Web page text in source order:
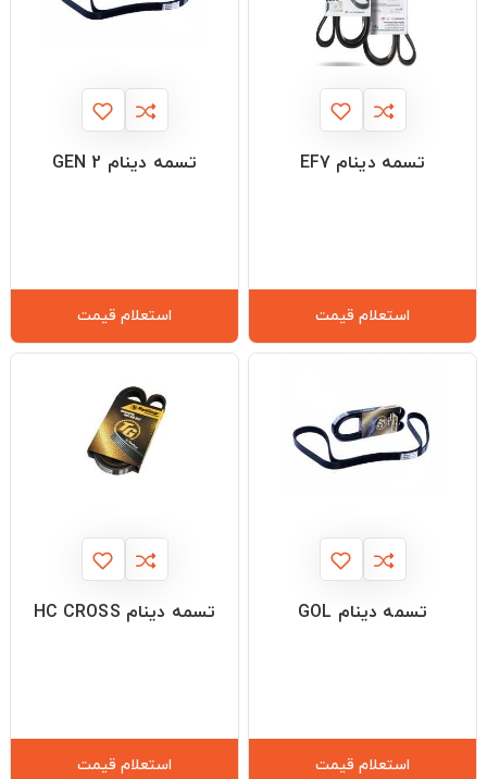
تسمه دینام EF7
استعلام قیمت
تسمه دینام GEN 2
استعلام قیمت
تسمه دینام GOL
استعلام قیمت
تسمه دینام HC CROSS
استعلام قیمت